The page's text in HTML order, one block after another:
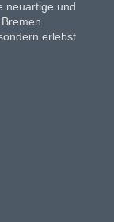
neuartige und
erlebst